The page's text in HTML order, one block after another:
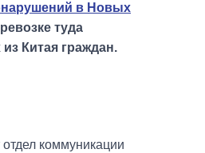
в Новых
туда
Китая граждан.
коммуникации